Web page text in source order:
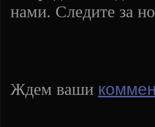
нами. Следите за
Ждем ваши